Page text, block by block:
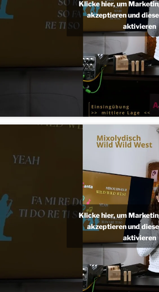
Klicke hier, um
akzeptieren und
aktivieren
Klicke hier, um
akzeptieren und
aktivieren